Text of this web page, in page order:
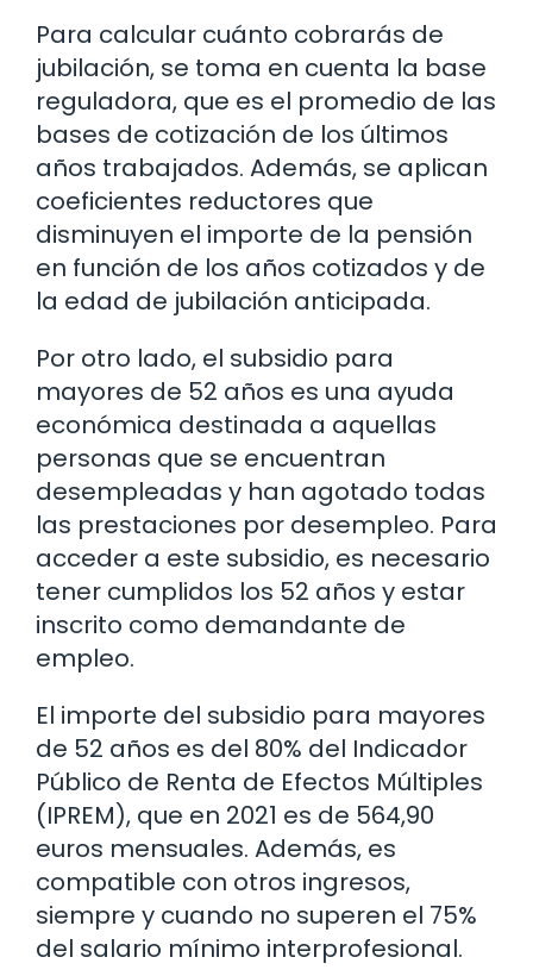
Para calcular cuánto cobrarás de
jubilación, se toma en cuenta la base
reguladora, que es el promedio de las
bases de cotización de los últimos
años trabajados. Además, se aplican
coeficientes reductores que
disminuyen el importe de la pensión
en función de los años cotizados y de
la edad de jubilación anticipada.
Por otro lado, el subsidio para
mayores de 52 años es una ayuda
económica destinada a aquellas
personas que se encuentran
desempleadas y han agotado todas
las prestaciones por desempleo. Para
acceder a este subsidio, es necesario
tener cumplidos los 52 años y estar
inscrito como demandante de
empleo.
El importe del subsidio para mayores
de 52 años es del 80% del Indicador
Público de Renta de Efectos Múltiples
(IPREM), que en 2021 es de 564,90
euros mensuales. Además, es
compatible con otros ingresos,
siempre y cuando no superen el 75%
del salario mínimo interprofesional.